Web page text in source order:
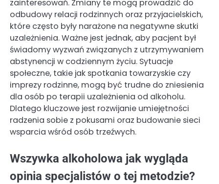
zainteresowań. Zmiany te mogą prowadzić do
odbudowy relacji rodzinnych oraz przyjacielskich,
które często były narażone na negatywne skutki
uzależnienia. Ważne jest jednak, aby pacjent był
świadomy wyzwań związanych z utrzymywaniem
abstynencji w codziennym życiu. Sytuacje
społeczne, takie jak spotkania towarzyskie czy
imprezy rodzinne, mogą być trudne do zniesienia
dla osób po terapii uzależnienia od alkoholu.
Dlatego kluczowe jest rozwijanie umiejętności
radzenia sobie z pokusami oraz budowanie sieci
wsparcia wśród osób trzeźwych.
Wszywka alkoholowa jak wygląda
opinia specjalistów o tej metodzie?